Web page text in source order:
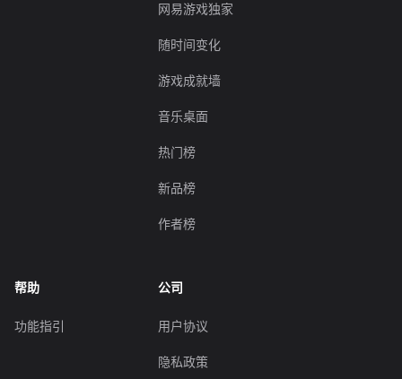
网易游戏独家
随时间变化
游戏成就墙
音乐桌面
热门榜
新品榜
作者榜
帮助
功能指引
公司
用户协议
隐私政策